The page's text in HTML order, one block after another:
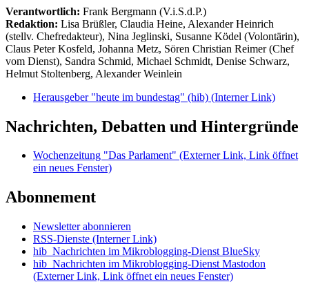
Verantwortlich: Frank Bergmann (V.i.S.d.P.)
Redaktion: Lisa Brüßler, Claudia Heine, Alexander Heinrich
(stellv. Chefredakteur), Nina Jeglinski, Susanne Ködel (Volontärin),
Claus Peter Kosfeld, Johanna Metz, Sören Christian Reimer (Chef
vom Dienst), Sandra Schmid, Michael Schmidt, Denise Schwarz,
Helmut Stoltenberg, Alexander Weinlein
Herausgeber "heute im bundestag" (hib) (Interner Link)
Nachrichten, Debatten und Hintergründe
Wochenzeitung "Das Parlament" (Externer Link, Link öffnet
ein neues Fenster)
Abonnement
Newsletter abonnieren
RSS-Dienste (Interner Link)
hib_Nachrichten im Mikroblogging-Dienst BlueSky
hib_Nachrichten im Mikroblogging-Dienst Mastodon
(Externer Link, Link öffnet ein neues Fenster)